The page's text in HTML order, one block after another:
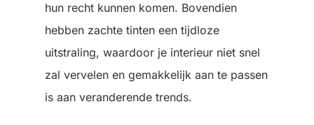
hun recht kunnen komen. Bovendien
hebben zachte tinten een tijdloze
uitstraling, waardoor je interieur niet snel
zal vervelen en gemakkelijk aan te passen
is aan veranderende trends.